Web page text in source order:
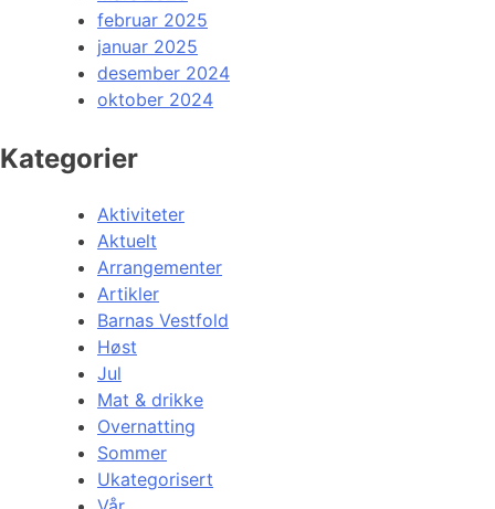
februar 2025
januar 2025
desember 2024
oktober 2024
Kategorier
Aktiviteter
Aktuelt
Arrangementer
Artikler
Barnas Vestfold
Høst
Jul
Mat & drikke
Overnatting
Sommer
Ukategorisert